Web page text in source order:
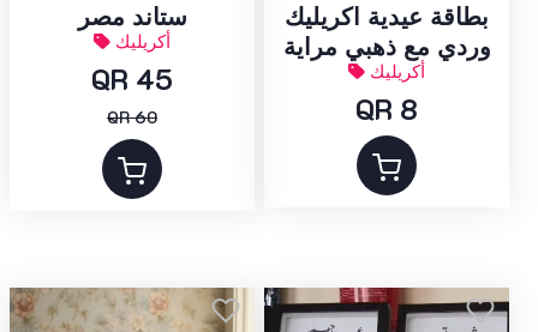
ستاند مصر
أكريليك
QR 45
QR 60
بطاقة عيدية اكريليك
وردي مع ذهبي مراية
أكريليك
QR 8